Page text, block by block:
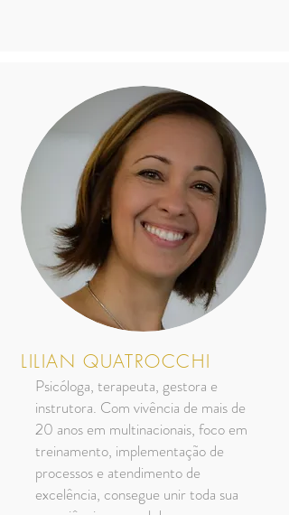
LILIAN QUATROCCHI
Psicóloga, terapeuta, gestora e
instrutora. Com vivência de mais de
20 anos em multinacionais, foco em
treinamento, implementação de
processos e atendimento de
excelência, consegue unir toda sua